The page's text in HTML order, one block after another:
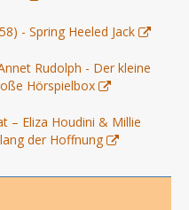
- Spring Heeled Jack
Rudolph - Der kleine
Hörspielbox
– Eliza Houdini & Millie
der Hoffnung